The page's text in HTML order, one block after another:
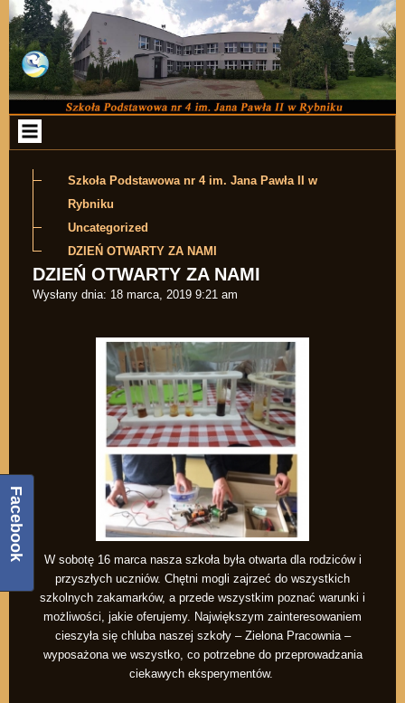
Przejdź do zawartości
Szkoła Podstawowa nr 4 im. Jana Pawła II w
Rybniku
Uncategorized
DZIEŃ OTWARTY ZA NAMI
DZIEŃ OTWARTY ZA NAMI
Wysłany dnia: 18 marca, 2019 9:21 am
W sobotę 16 marca nasza szkoła była otwarta dla rodziców i
przyszłych uczniów. Chętni mogli zajrzeć do wszystkich
szkolnych zakamarków, a przede wszystkim poznać warunki i
możliwości, jakie oferujemy. Największym zainteresowaniem
cieszyła się chluba naszej szkoły – Zielona Pracownia –
wyposażona we wszystko, co potrzebne do przeprowadzania
ciekawych eksperymentów.
Facebook